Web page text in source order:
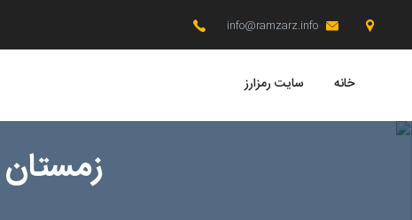
info@ramzarz.info
خانه سایت رمزارز
زمستان